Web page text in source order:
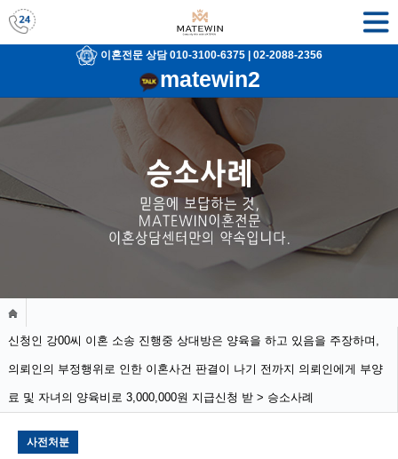
이혼전문 상담 010-3100-6375 | 02-2088-2356
matewin2
신청인 강00씨 이혼 소송 진행중 상대방은 양육을 하고 있음을 주장하며,
의뢰인의 부정행위로 인한 이혼사건 판결이 나기 전까지 의뢰인에게 부양
료 및 자녀의 양육비로 3,000,000원 지급신청 받 > 승소사례
사전처분